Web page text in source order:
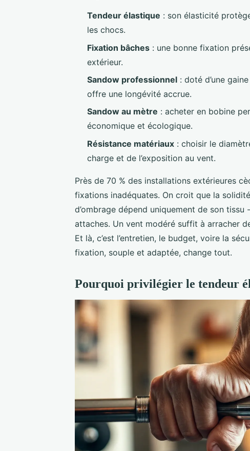
Tendeur élastique : son élasticité
les chocs.
Fixation bâches : une bonne fixation
extérieur.
Sandow professionnel : doté d’une
offre une longévité accrue.
Sandow au mètre : acheter en bobine
économique et écologique.
Résistance matériaux : choisir le
charge et de l’exposition au vent.
Près de 70 % des installations extérieures
fixations inadéquates. On croit que la
d’ombrage dépend uniquement de son
attaches. Un vent modéré suffit à arracher
Et là, c’est l’entretien, le budget, voire la
fixation, souple et adaptée, change tout.
Pourquoi privilégier le tendeur